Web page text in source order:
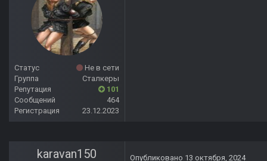
Статус
Не в сети
Группа
Сталкеры
Репутация
101
Сообщений
464
Регистрация
23.12.2023
karavan150 Опубликовано 13 октября, 2024